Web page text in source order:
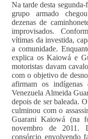
Na tarde desta
grupo armado
dezenas de
improvisados.
vítimas da investida,
a comunidade.
explica os Kaiowá e
motoristas davam
com o objetivo de
afirmam os indígenas
Venezuela Almeida
depois de ser baleada.
culminou com o
Guarani Kaiowá (na
novembro de 2011.
consórcio envolvendo